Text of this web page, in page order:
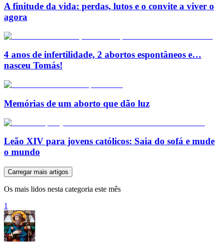
A finitude da vida: perdas, lutos e o convite a viver o
agora
4 anos de infertilidade, 2 abortos espontâneos e…
nasceu Tomás!
Memórias de um aborto que dão luz
Leão XIV para jovens católicos: Saia do sofá e mude
o mundo
Carregar mais artigos
Os mais lidos nesta categoria este mês
1